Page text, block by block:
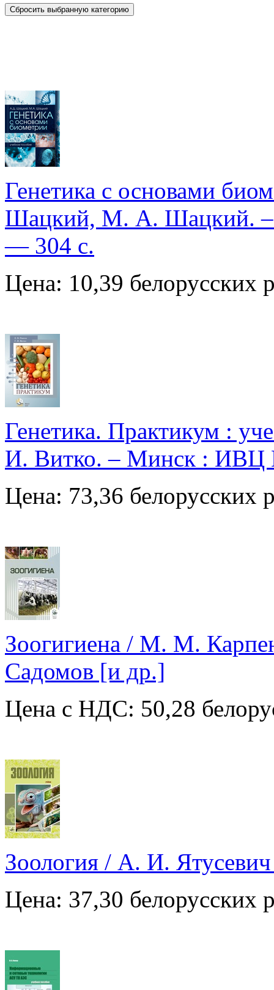
Сбросить выбранную категорию
Генетика с основами
Шацкий, М. А. Шацкий.
— 304 с.
Цена: 10,39 белорусских
Генетика. Практикум :
И. Витко. – Минск : ИВЦ
Цена: 73,36 белорусских
Зоогигиена / М. М.
Садомов [и др.]
Цена с НДС: 50,28
Зоология / А. И.
Цена: 37,30 белорусских